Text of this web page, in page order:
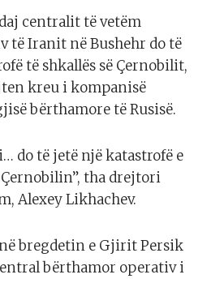
centralit të vetëm
të Iranit në Bushehr do të
të shkallës së Çernobilit,
kreu i kompanisë
bërthamore të Rusisë.
do të jetë një katastrofë e
tha drejtori
Alexey Likhachev.
bregdetin e Gjirit Persik
bërthamor operativ i